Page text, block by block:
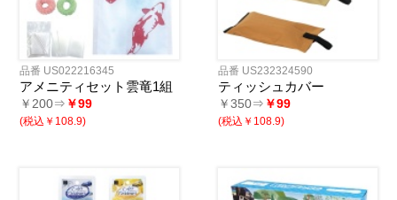
品番 US022216345
アメニティセット雲竜1組
￥200⇒ ￥99
(税込￥108.9)
品番 US232324590
ティッシュカバー
￥350⇒ ￥99
(税込￥108.9)